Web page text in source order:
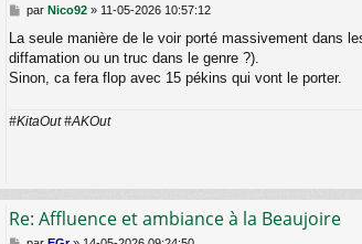
M
s
s
a
par Nico92» 11-05-2026 10:57:12
La seule manière de le voir porté massivement dans
diffamation ou un truc dans le genre ?).
Sinon, ca fera flop avec 15 pékins qui vont le porter.
#KitaOut #AKOut
Re: Affluence et ambiance à la Beaujoire